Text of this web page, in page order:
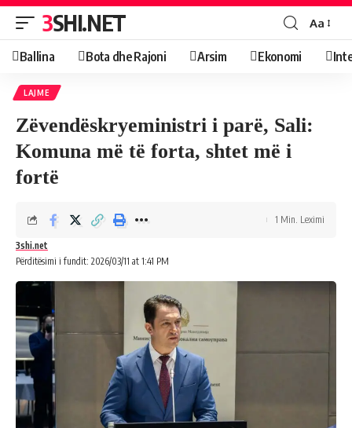
3SHI.NET Aa
Ballina Bota dhe Rajoni Arsim Ekonomi
LAJME
Zëvendëskryeministri i parë, Sali:
Komuna më të forta, shtet më i
fortë
Përditësimi i fundit: 2026/03/11 at 1:41 PM
3shi.net
1 Min. Leximi